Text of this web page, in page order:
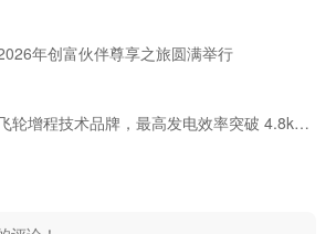
年创富伙伴尊享之旅圆满举行
玉柴发布全球首个飞轮增程技术品牌，最高发电效率突破 4.8kWh/L